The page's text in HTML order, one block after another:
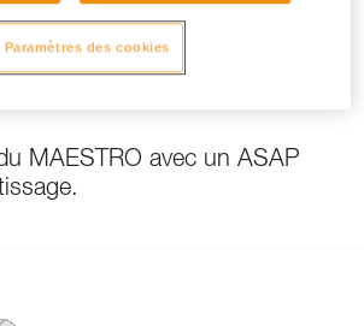
MAESTRO avec un ASAP
Paramètres des cookies